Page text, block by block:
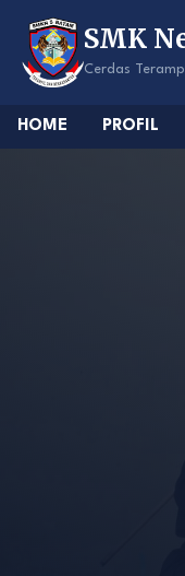
content
SMK
Cerdas
HOME PROFIL